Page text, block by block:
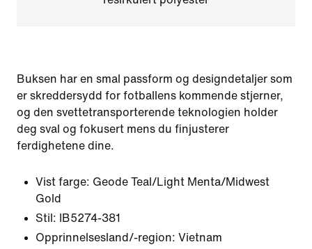
Buksen har en smal passform og designdetaljer som
er skreddersydd for fotballens kommende stjerner,
og den svettetransporterende teknologien holder
deg sval og fokusert mens du finjusterer
ferdighetene dine.
Vist farge: Geode Teal/Light Menta/Midwest
Gold
Stil:
IB5274-381
Opprinnelsesland/-region: Vietnam